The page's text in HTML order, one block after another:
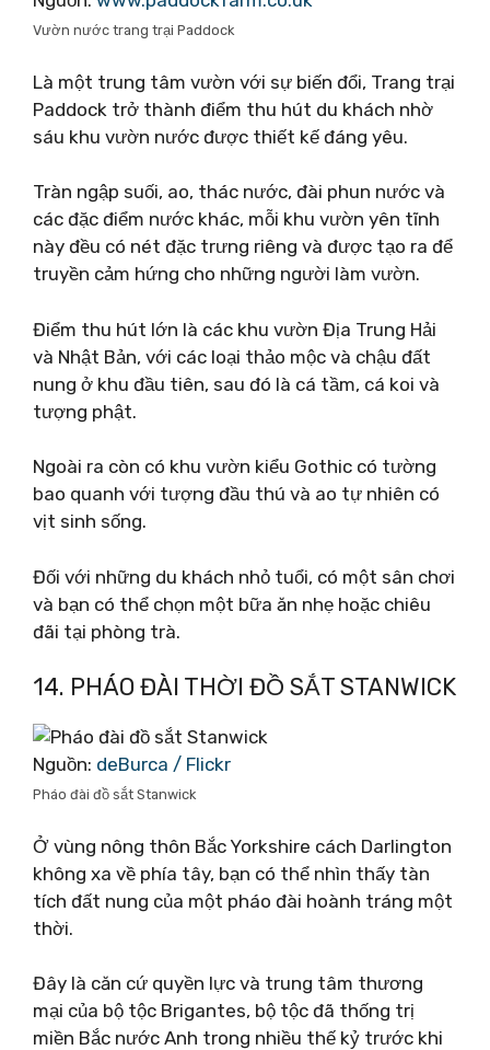
Vườn nước trang trại Paddock
Là một trung tâm vườn với sự biến đổi, Trang trại
Paddock trở thành điểm thu hút du khách nhờ
sáu khu vườn nước được thiết kế đáng yêu.
Tràn ngập suối, ao, thác nước, đài phun nước và
các đặc điểm nước khác, mỗi khu vườn yên tĩnh
này đều có nét đặc trưng riêng và được tạo ra để
truyền cảm hứng cho những người làm vườn.
Điểm thu hút lớn là các khu vườn Địa Trung Hải
và Nhật Bản, với các loại thảo mộc và chậu đất
nung ở khu đầu tiên, sau đó là cá tầm, cá koi và
tượng phật.
Ngoài ra còn có khu vườn kiểu Gothic có tường
bao quanh với tượng đầu thú và ao tự nhiên có
vịt sinh sống.
Đối với những du khách nhỏ tuổi, có một sân chơi
và bạn có thể chọn một bữa ăn nhẹ hoặc chiêu
đãi tại phòng trà.
14. PHÁO ĐÀI THỜI ĐỒ SẮT STANWICK
Nguồn: deBurca / Flickr
Pháo đài đồ sắt Stanwick
Ở vùng nông thôn Bắc Yorkshire cách Darlington
không xa về phía tây, bạn có thể nhìn thấy tàn
tích đất nung của một pháo đài hoành tráng một
thời.
Đây là căn cứ quyền lực và trung tâm thương
mại của bộ tộc Brigantes, bộ tộc đã thống trị
miền Bắc nước Anh trong nhiều thế kỷ trước khi